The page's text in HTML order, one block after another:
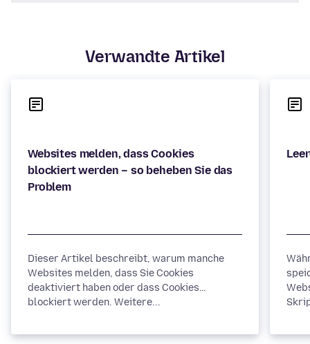
Verwandte Artikel
Websites melden, dass Cookies
blockiert werden – so beheben Sie das
Problem
Dieser Artikel beschreibt, warum manche
Websites melden, dass Sie Cookies
deaktiviert haben oder dass Cookies
blockiert werden. Weitere...